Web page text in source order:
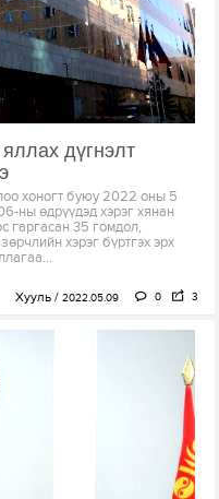
дүгнэлт
хоногт буюу 2022 оны 5
ны өдрүүдэд хэрэг хянан
гаргасан 35 гомдол,
хэрэг бүртгэх эрх
Хууль 2022.05.09 0 3